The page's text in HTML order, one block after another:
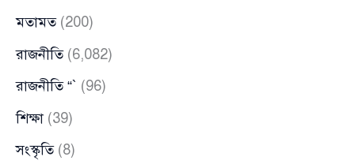
মতামত(200)
রাজনীতি(6,082)
রাজনীতি “` (96)
শিক্ষা (39)
সংস্কৃতি(8)